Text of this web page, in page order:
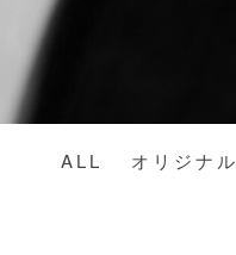
ALL オリジナル